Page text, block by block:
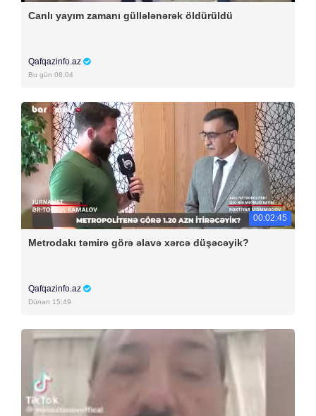
Canlı yayım zamanı güllələnərək öldürüldü
Qafqazinfo.az
Bu gün 08:04
00:02:45
Metrodakı təmirə görə əlavə xərcə düşəcəyik?
Qafqazinfo.az
Dünən 15:49